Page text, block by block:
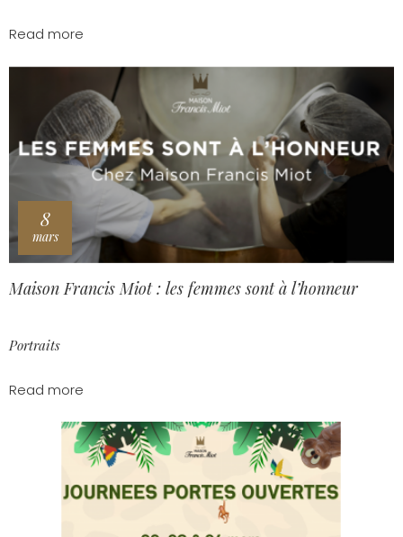
Read more
8
mars
Maison Francis Miot : les femmes sont à l’honneur
Portraits
Read more